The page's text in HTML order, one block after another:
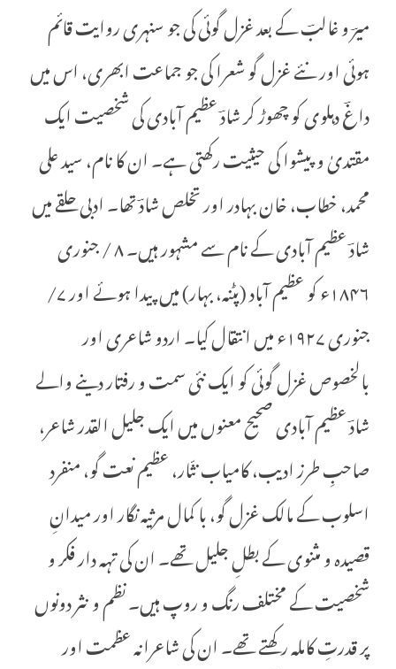
میرؔ و غالبؔ کے بعد غزل گوئی کی جو سنہری روایت قائم
ہوئی اور نئے غزل گو شعرا کی جو جماعت ابھری، اس میں
داغؔ دہلوی کو چھوڑ کر شادؔ عظیم آبادی کی شخصیت ایک
مقتدیٰ و پیشوا کی حیثیت رکھتی ہے۔ ان کا نام، سید علی
محمد، خطاب، خان بہادر اور تخلص شادؔ تھا۔ ادبی حلقے میں
شادؔ عظیم آبادی کے نام سے مشہور ہیں۔ ۸ / جنوری
۱۸۴۶ء کو عظیم آباد (پٹنہ، بہار) میں پیدا ہوئے اور ۷/
جنوری ۱۹۲۷ء میں انتقال کیا۔ اردو شاعری اور
بالخصوص غزل گوئی کو ایک نئی سمت و رفتار دینے والے
شادؔ عظیم آبادی صحیح معنوں میں ایک جلیل القدر شاعر،
صاحبِ طرز ادیب، کامیاب نثّار، عظیم نعت گو، منفرد
اسلوب کے مالک غزل گو، با کمال مرثیہ نگار اور میدانِ
قصیدہ و مثنوی کے بطلِ جلیل تھے۔ ان کی تہہ دار فکر و
شخصیت کے مختلف رنگ و روپ ہیں۔ نظم و نثر دونوں
پر قدرتِ کاملہ رکھتے تھے۔ ان کی شاعرانہ عظمت اور